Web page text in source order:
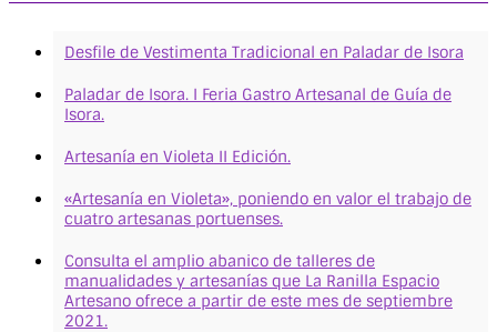
Desfile de Vestimenta Tradicional en Paladar de Isora
Paladar de Isora. I Feria Gastro Artesanal de Guía de
Isora.
Artesanía en Violeta II Edición.
«Artesanía en Violeta», poniendo en valor el trabajo de
cuatro artesanas portuenses.
Consulta el amplio abanico de talleres de
manualidades y artesanías que La Ranilla Espacio
Artesano ofrece a partir de este mes de septiembre
2021.